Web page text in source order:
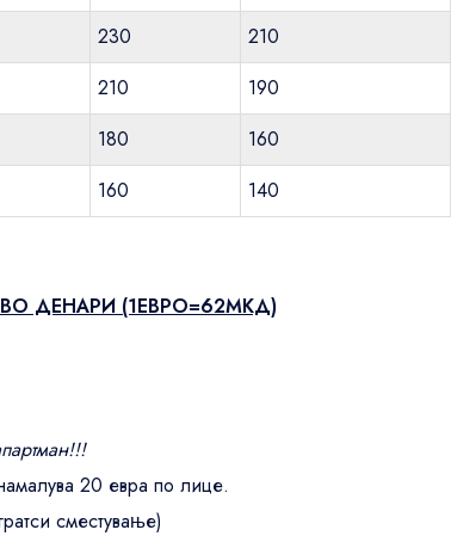
230
210
210
190
180
160
160 140
ДЕНАРИ (1ЕВРО=62МКД)
20 евра по лице.
сместување)